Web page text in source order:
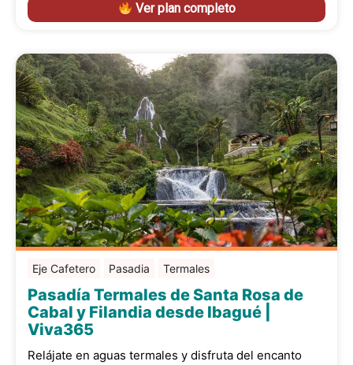
Ver plan completo
Eje Cafetero Pasadia Termales
Pasadía Termales de Santa Rosa de
Cabal y Filandia desde Ibagué |
Viva365
Relájate en aguas termales y disfruta del encanto